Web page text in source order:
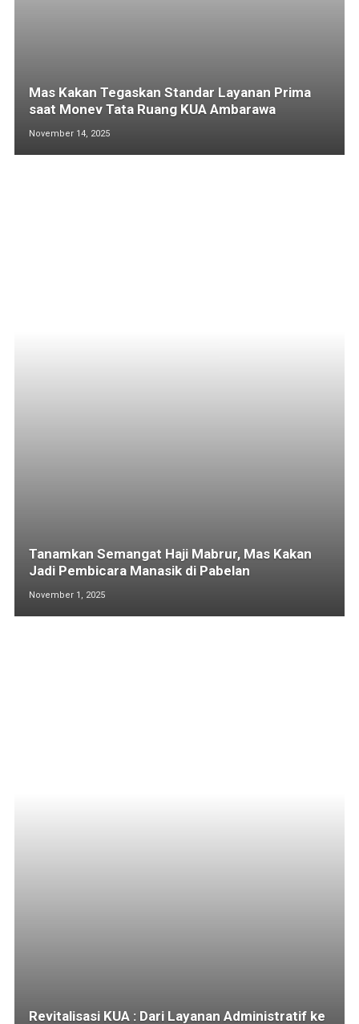
Mas Kakan Tegaskan Standar Layanan Prima
saat Monev Tata Ruang KUA Ambarawa
November 14, 2025
Tanamkan Semangat Haji Mabrur, Mas Kakan
Jadi Pembicara Manasik di Pabelan
November 1, 2025
Revitalisasi KUA : Dari Layanan Administratif ke